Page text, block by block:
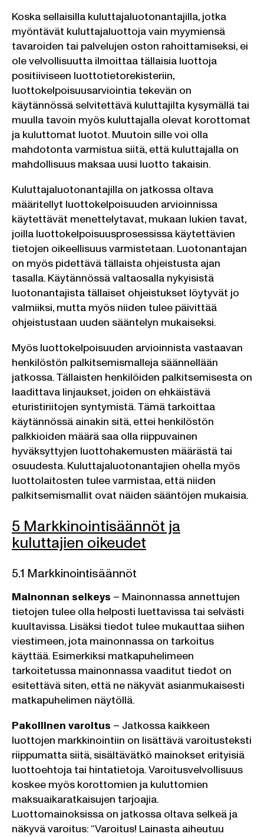
Koska sellaisilla kuluttajaluotonantajilla, jotka
myöntävät kuluttajaluottoja vain myymiensä
tavaroiden tai palvelujen oston rahoittamiseksi, ei
ole velvollisuutta ilmoittaa tällaisia luottoja
positiiviseen luottotietorekisteriin,
luottokelpoisuusarviointia tekevän on
käytännössä selvitettävä kuluttajilta kysymällä tai
muulla tavoin myös kuluttajalla olevat korottomat
ja kuluttomat luotot. Muutoin sille voi olla
mahdotonta varmistua siitä, että kuluttajalla on
mahdollisuus maksaa uusi luotto takaisin.
Kuluttajaluotonantajilla on jatkossa oltava
määritellyt luottokelpoisuuden arvioinnissa
käytettävät menettelytavat, mukaan lukien tavat,
joilla luottokelpoisuusprosessissa käytettävien
tietojen oikeellisuus varmistetaan. Luotonantajan
on myös pidettävä tällaista ohjeistusta ajan
tasalla. Käytännössä valtaosalla nykyisistä
luotonantajista tällaiset ohjeistukset löytyvät jo
valmiiksi, mutta myös niiden tulee päivittää
ohjeistustaan uuden sääntelyn mukaiseksi.
Myös luottokelpoisuuden arvioinnista vastaavan
henkilöstön palkitsemismalleja säännellään
jatkossa. Tällaisten henkilöiden palkitsemisesta on
laadittava linjaukset, joiden on ehkäistävä
eturistiriitojen syntymistä. Tämä tarkoittaa
käytännössä ainakin sitä, ettei henkilöstön
palkkioiden määrä saa olla riippuvainen
hyväksyttyjen luottohakemusten määrästä tai
osuudesta. Kuluttajaluotonantajien ohella myös
luottolaitosten tulee varmistaa, että niiden
palkitsemismallit ovat näiden sääntöjen mukaisia.
5 Markkinointisäännöt ja
kuluttajien oikeudet
5.1 Markkinointisäännöt
Mainonnan selkeys – Mainonnassa annettujen
tietojen tulee olla helposti luettavissa tai selvästi
kuultavissa. Lisäksi tiedot tulee mukauttaa siihen
viestimeen, jota mainonnassa on tarkoitus
käyttää. Esimerkiksi matkapuhelimeen
tarkoitetussa mainonnassa vaaditut tiedot on
esitettävä siten, että ne näkyvät asianmukaisesti
matkapuhelimen näytöllä.
Pakollinen varoitus – Jatkossa kaikkeen
luottojen markkinointiin on lisättävä varoitusteksti
riippumatta siitä, sisältävätkö mainokset erityisiä
luottoehtoja tai hintatietoja. Varoitusvelvollisuus
koskee myös korottomien ja kuluttomien
maksuaikaratkaisujen tarjoajia.
Luottomainoksissa on jatkossa oltava selkeä ja
näkyvä varoitus: “Varoitus! Lainasta aiheutuu